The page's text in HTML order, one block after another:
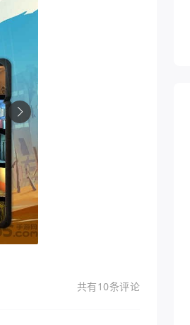
共有10条评论